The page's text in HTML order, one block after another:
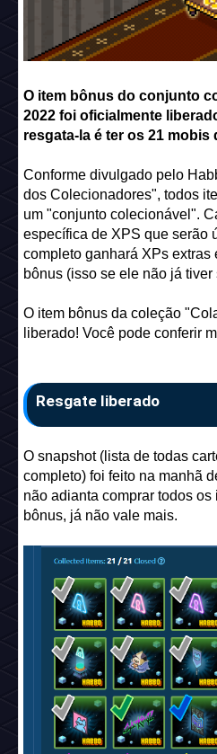
O item bônus do conjunto
2022 foi oficialmente
resgata-la é ter os 21 mobis
Conforme divulgado pelo
dos Colecionadores", todos
um "conjunto colecionável".
específica de XPS que serão
completo ganhará XPs extras
bônus (isso se ele não já
O item bônus da coleção
liberado! Você pode conferir
Resgate liberado
O snapshot (lista de todas
completo) foi feito na manhã
não adianta comprar todos
bônus, já não vale mais.